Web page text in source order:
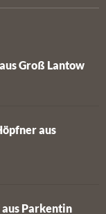
Groß Lantow
aus
Parkentin